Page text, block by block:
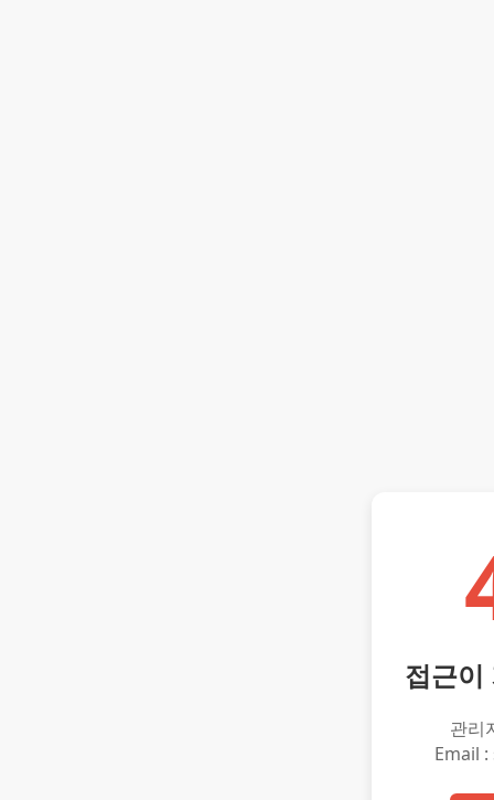
접근이
관리
Email